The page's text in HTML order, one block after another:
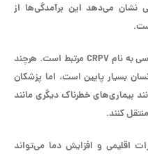
نشان می‌دهد این برآمدگی‌ها از
کارشناسان می‌گویند این ضایعات با ویروسی به نام CRPV مرتبط است. هرچند
بسیار پایین است، اما پزشکان
بیماری‌های خطرناک دیگری مانند
کنند.
اقلیمی و افزایش دما می‌تواند